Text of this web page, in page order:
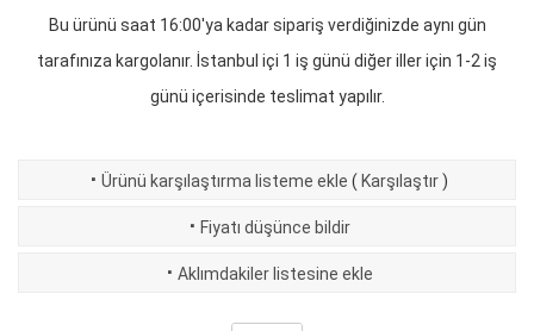
Bu ürünü saat 16:00'ya kadar sipariş verdiğinizde aynı gün
tarafınıza kargolanır. İstanbul içi 1 iş günü diğer iller için 1-2 iş
günü içerisinde teslimat yapılır.
· Ürünü karşılaştırma listeme ekle ( Karşılaştır )
· Fiyatı düşünce bildir
· Aklımdakiler listesine ekle